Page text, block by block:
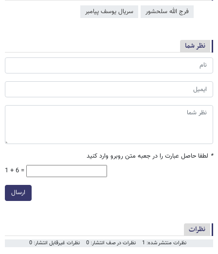
فرج الله سلحشور سریال یوسف پیامبر
نظر شما
* لطفا حاصل عبارت را در جعبه متن روبرو وارد کنید
1 + 6 =
ارسال
نظرات
نظرات منتشر شده: 1 نظرات در صف انتشار: 0 نظرات غیرقابل انتشار: 0